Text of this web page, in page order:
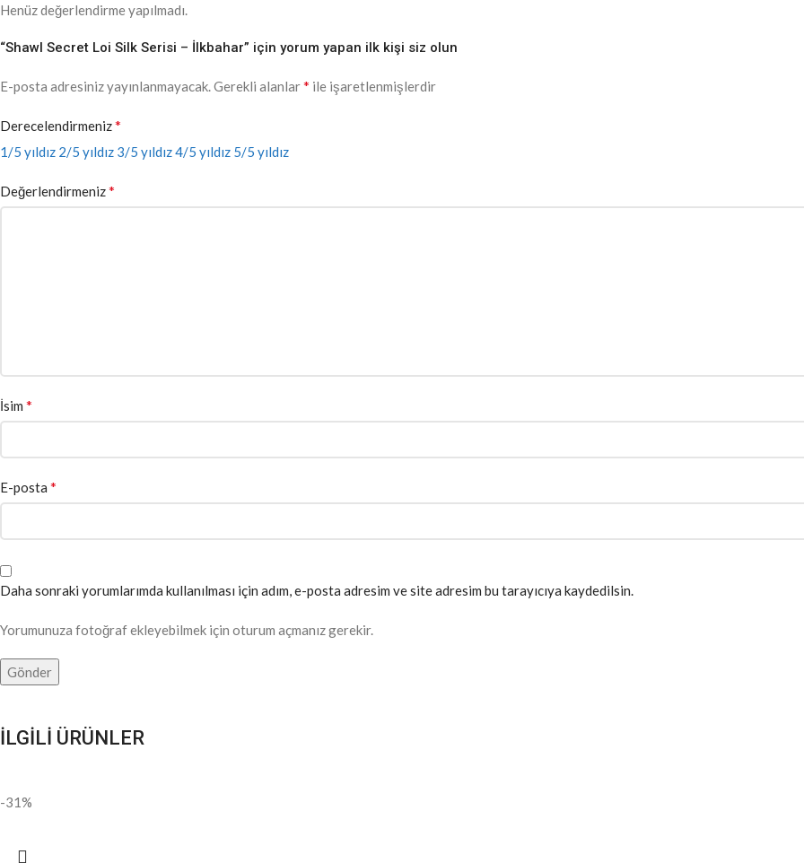
Henüz değerlendirme yapılmadı.
“Shawl Secret Loi Silk Serisi – İlkbahar” için yorum yapan ilk kişi siz olun
E-posta adresiniz yayınlanmayacak.Gerekli alanlar* ile işaretlenmişlerdir
Derecelendirmeniz*
1/5 yıldız 2/5 yıldız 3/5 yıldız4/5 yıldız 5/5 yıldız
Değerlendirmeniz*
İsim *
E-posta *
Daha sonraki yorumlarımda kullanılması için adım, e-posta adresim ve site adresim bu tarayıcıya kaydedilsin.
Yorumunuza fotoğraf ekleyebilmek için oturum açmanız gerekir.
İLGİLİ ÜRÜNLER
-31%